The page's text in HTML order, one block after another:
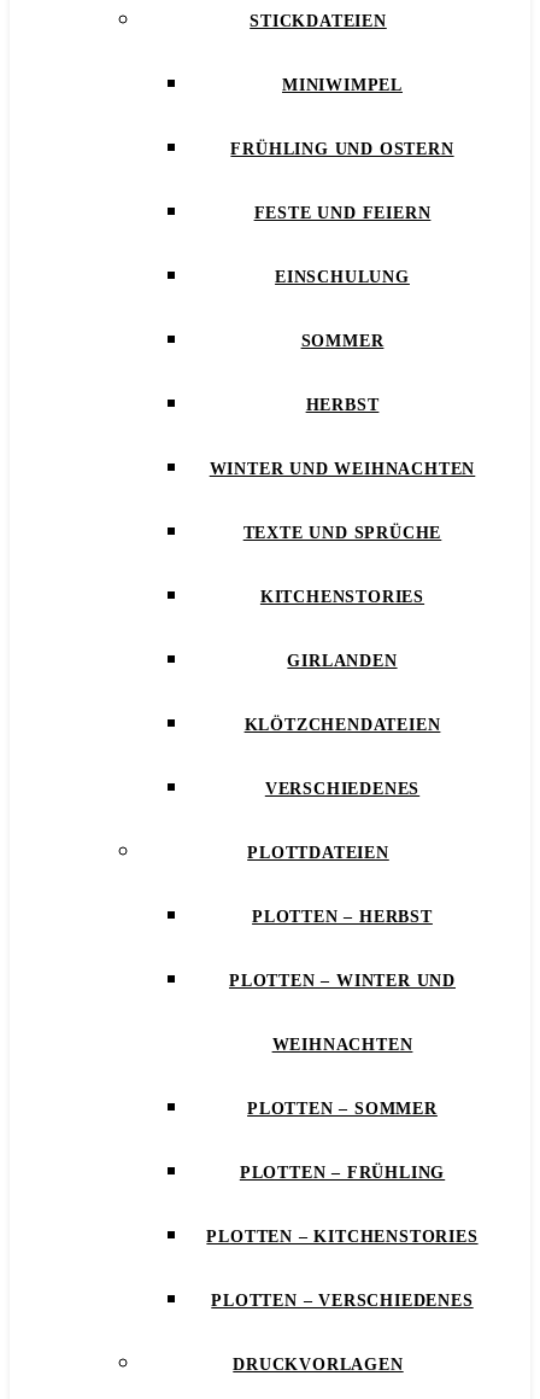
STICKDATEIEN
MINIWIMPEL
FRÜHLING UND OSTERN
FESTE UND FEIERN
EINSCHULUNG
SOMMER
HERBST
WINTER UND WEIHNACHTEN
TEXTE UND SPRÜCHE
KITCHENSTORIES
GIRLANDEN
KLÖTZCHENDATEIEN
VERSCHIEDENES
PLOTTDATEIEN
PLOTTEN – HERBST
PLOTTEN – WINTER UND
WEIHNACHTEN
PLOTTEN – SOMMER
PLOTTEN – FRÜHLING
PLOTTEN – KITCHENSTORIES
PLOTTEN – VERSCHIEDENES
DRUCKVORLAGEN